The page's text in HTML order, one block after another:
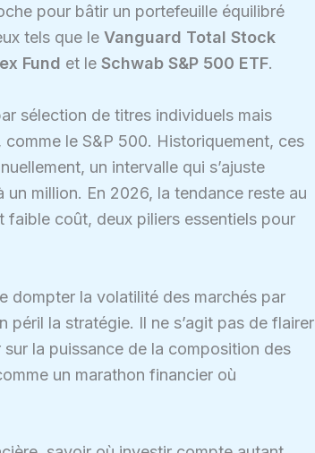
pour bâtir un portefeuille équilibré
tels que le Vanguard Total Stock
Fund et le Schwab S&P 500 ETF.
sélection de titres individuels mais
le S&P 500. Historiquement, ces
un intervalle qui s’ajuste
million. En 2026, la tendance reste au
coût, deux piliers essentiels pour
dompter la volatilité des marchés par
péril la stratégie. Il ne s’agit pas de flairer
la puissance de la composition des
un marathon financier où